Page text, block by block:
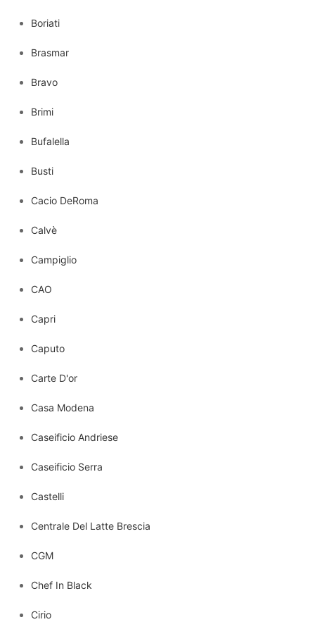
Boriati
Brasmar
Bravo
Brimi
Bufalella
Busti
Cacio DeRoma
Calvè
Campiglio
CAO
Capri
Caputo
Carte D'or
Casa Modena
Caseificio Andriese
Caseificio Serra
Castelli
Centrale Del Latte Brescia
CGM
Chef In Black
Cirio